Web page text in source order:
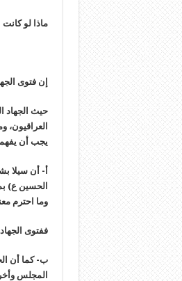
ماذا لو كانت
إن فتوى
حيث الجهاد
يجب أن
أ‌- أن سيلا
الحسين ع)
وما احترم
ففتوى
ب‌- كما أن
المجلس